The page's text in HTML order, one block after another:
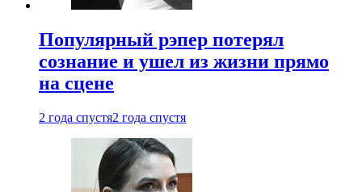
Популярный рэпер потерял
сознание и ушел из жизни прямо
на сцене
2 года спустя2 года спустя